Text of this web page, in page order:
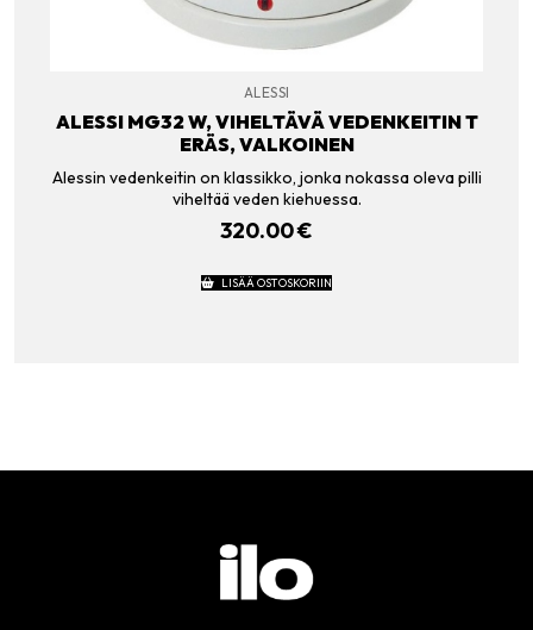
ALESSI
ALESSI MG32 W, VIHELTÄVÄ VEDENKEITIN T
ERÄS, VALKOINEN
Alessin vedenkeitin on klassikko, jonka nokassa oleva pilli
viheltää veden kiehuessa.
320.00€
LISÄÄ OSTOSKORIIN